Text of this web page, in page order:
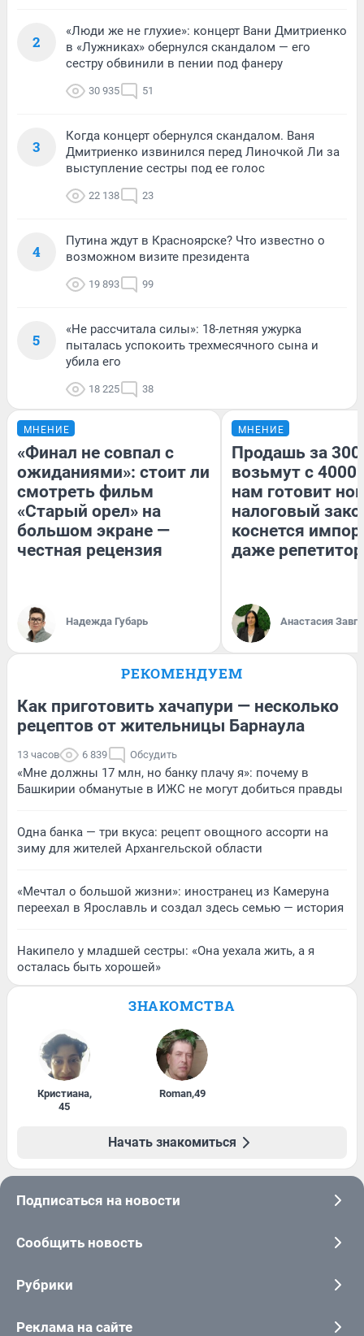
2
«Люди же не глухие»: концерт Вани Дмитриенко
в «Лужниках» обернулся скандалом — его
сестру обвинили в пении под фанеру
30 935 51
3
Когда концерт обернулся скандалом. Ваня
Дмитриенко извинился перед Линочкой Ли за
выступление сестры под ее голос
22 138 23
4
Путина ждут в Красноярске? Что известно о
возможном визите президента
19 893 99
5
«Не рассчитала силы»: 18-летняя ужурка
пыталась успокоить трехмесячного сына и
убила его
18 225 38
МНЕНИЕ
«Финал не совпал с
ожиданиями»: стоит ли
смотреть фильм
«Старый орел» на
большом экране —
честная рецензия
Надежда Губарь
МНЕНИЕ
Продашь за
возьмут с
нам готовит
налоговый
коснется
даже
Анастасия
РЕКОМЕНДУЕМ
Как приготовить хачапури — несколько
рецептов от жительницы Барнаула
13 часов 6 839 Обсудить
«Мне должны 17 млн, но банку плачу я»: почему в
Башкирии обманутые в ИЖС не могут добиться правды
Одна банка — три вкуса: рецепт овощного ассорти на
зиму для жителей Архангельской области
«Мечтал о большой жизни»: иностранец из Камеруна
переехал в Ярославль и создал здесь семью — история
Накипело у младшей сестры: «Она уехала жить, а я
осталась быть хорошей»
ЗНАКОМСТВА
Кристиана,
45
Roman,49
Начать знакомиться
Подписаться на новости
Сообщить новость
Рубрики
Реклама на сайте